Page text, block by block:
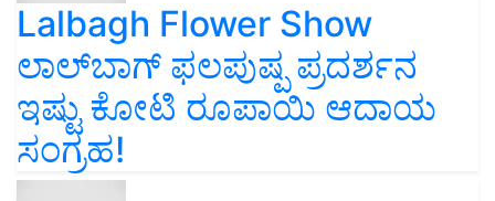
Lalbagh Flower Show
ಲಾಲ್‌ಬಾಗ್ ಫಲಪುಷ್ಪ ಪ್ರದರ್ಶನ
ಇಷ್ಟು ಕೋಟಿ ರೂಪಾಯಿ ಆದಾಯ
ಸಂಗ್ರಹ!